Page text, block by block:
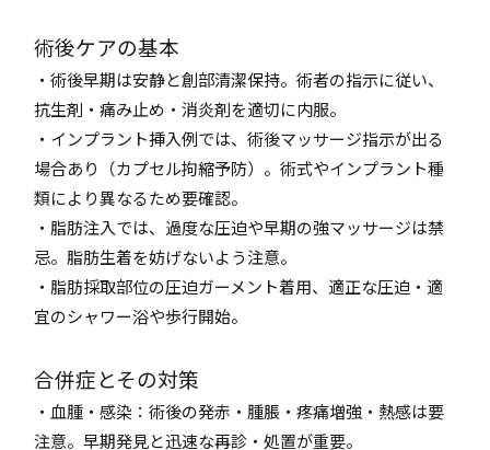
術後ケアの基本
・術後早期は安静と創部清潔保持。術者の指示に従い、
抗生剤・痛み止め・消炎剤を適切に内服。
・インプラント挿入例では、術後マッサージ指示が出る
場合あり（カプセル拘縮予防）。術式やインプラント種
類により異なるため要確認。
・脂肪注入では、過度な圧迫や早期の強マッサージは禁
忌。脂肪生着を妨げないよう注意。
・脂肪採取部位の圧迫ガーメント着用、適正な圧迫・適
宜のシャワー浴や歩行開始。
合併症とその対策
・血腫・感染：術後の発赤・腫脹・疼痛増強・熱感は要
注意。早期発見と迅速な再診・処置が重要。